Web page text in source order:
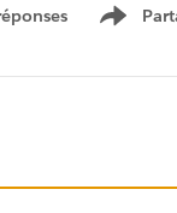
Show